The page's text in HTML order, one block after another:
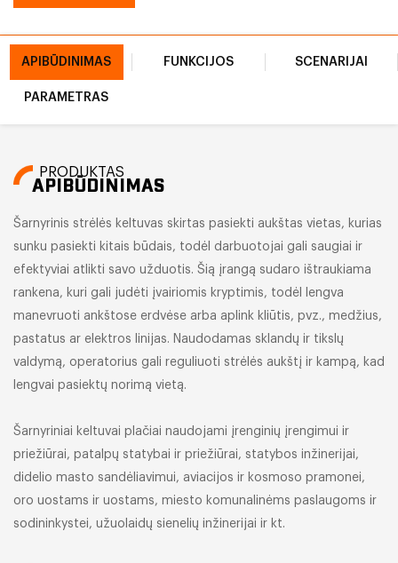
APIBŪDINIMAS FUNKCIJOS SCENARIJAI
PARAMETRAS
PRODUKTAS
APIBŪDINIMAS
Šarnyrinis strėlės keltuvas skirtas pasiekti aukštas vietas, kurias
sunku pasiekti kitais būdais, todėl darbuotojai gali saugiai ir
efektyviai atlikti savo užduotis. Šią įrangą sudaro ištraukiama
rankena, kuri gali judėti įvairiomis kryptimis, todėl lengva
manevruoti ankštose erdvėse arba aplink kliūtis, pvz., medžius,
pastatus ar elektros linijas. Naudodamas sklandų ir tikslų
valdymą, operatorius gali reguliuoti strėlės aukštį ir kampą, kad
lengvai pasiektų norimą vietą.
Šarnyriniai keltuvai plačiai naudojami įrenginių įrengimui ir
priežiūrai, patalpų statybai ir priežiūrai, statybos inžinerijai,
didelio masto sandėliavimui, aviacijos ir kosmoso pramonei,
oro uostams ir uostams, miesto komunalinėms paslaugoms ir
sodininkystei, užuolaidų sienelių inžinerijai ir kt.